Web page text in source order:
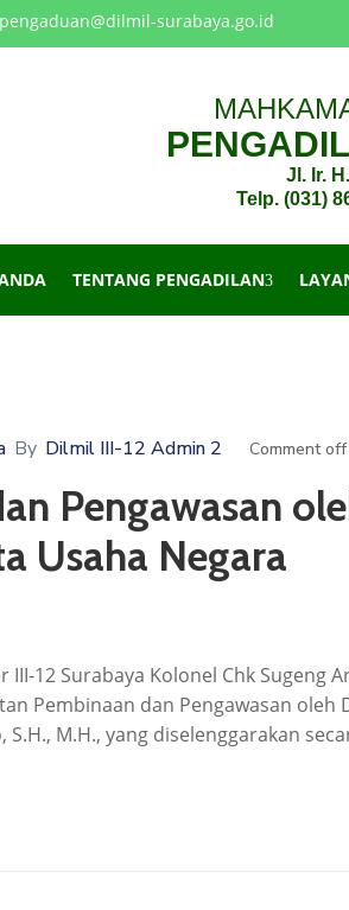
pengaduan@dilmil-surabaya.go.id
Jl. Ir.
Telp. (031)
TENTANG PENGADILAN
By Dilmil III-12 Admin 2 Comment off
Pengawasan
Usaha Negara
III-12 Surabaya Kolonel Chk Sugeng
Pembinaan dan Pengawasan
M.H., yang diselenggarakan